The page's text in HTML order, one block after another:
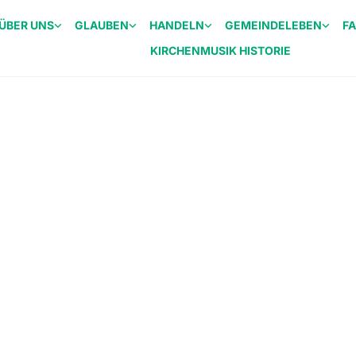
UNS GLAUBEN HANDELN GEMEINDELEBEN
KIRCHENMUSIK HISTORIE